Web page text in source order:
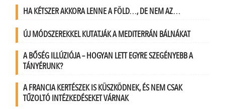
HA KÉTSZER AKKORA LENNE A FÖLD…, DE NEM AZ…
ÚJ MÓDSZEREKKEL KUTATJÁK A MEDITERRÁN BÁLNÁKAT
A BŐSÉG ILLÚZIÓJA – HOGYAN LETT EGYRE SZEGÉNYEBB A
TÁNYÉRUNK?
A FRANCIA KERTÉSZEK IS KÜSZKÖDNEK, ÉS NEM CSAK
TŰZOLTÓ INTÉZKEDÉSEKET VÁRNAK